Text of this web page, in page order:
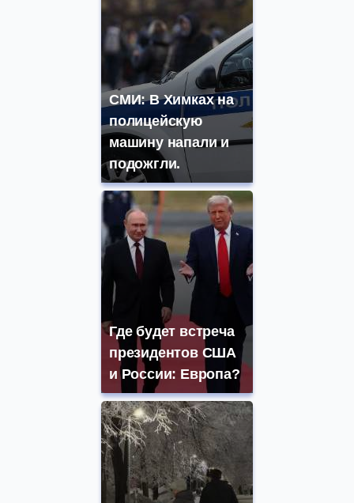
СМИ: В Химках на
полицейскую
машину напали и
подожгли.
Где будет встреча
президентов США
и России: Европа?